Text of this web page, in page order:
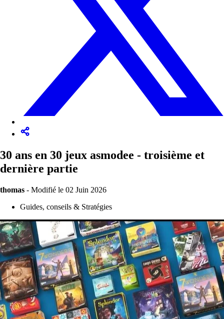
30 ans en 30 jeux asmodee - troisième et
dernière partie
thomas - Modifié le 02 Juin 2026
Guides, conseils & Stratégies